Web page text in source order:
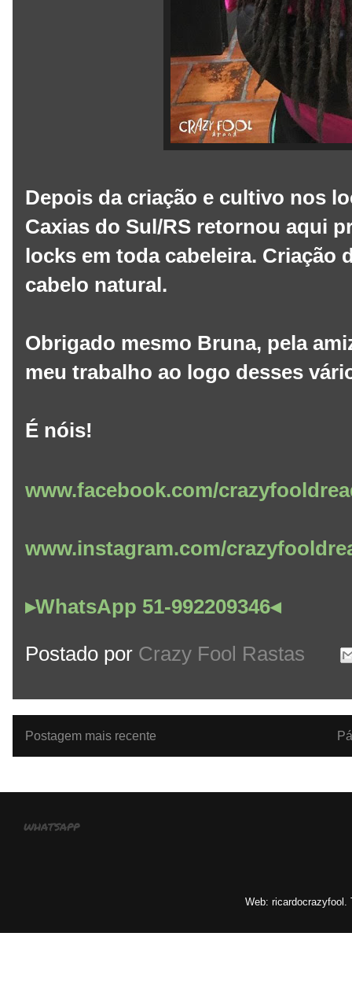
Depois da criação e cultivo nos
Caxias do Sul/RS retornou aqui
locks em toda cabeleira. Criação
cabelo natural.
Obrigado mesmo Bruna, pela
meu trabalho ao logo desses
É nóis!
www.facebook.com/
www.instagram.com/
▸WhatsApp 51-992209346◂
Postado por Crazy Fool Rastas
Postagem mais recente
whatsapp
Web: